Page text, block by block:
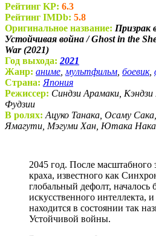
Рейтинг KP: 6.3
Рейтинг IMDb: 5.8
Оригинальное название: Призрак
Устойчивая война / Ghost in the
War (2021)
Год выхода: 2021
Жанр: аниме мультфильм боевик,
Страна: Япония
Режиссер: Синдзи Арамаки,
Фудзии
В ролях: Ацуко Танака, Осаму
Ямагути, Мэгуми Хан, Ютака
2045 год. После масштабного экономического
краха, известного как
глобальный дефолт, началось
искусственного интеллекта,
находится в состоянии так
Устойчивой войны.